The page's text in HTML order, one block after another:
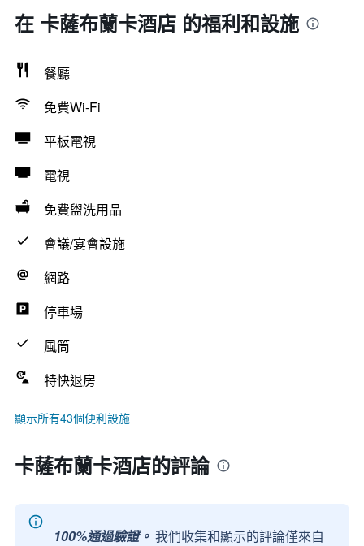
在 卡薩布蘭卡酒店 的福利和設施
餐廳
免費Wi-Fi
平板電視
電視
免費盥洗用品
會議/宴會設施
網路
停車場
風筒
特快退房
顯示所有43個便利設施
卡薩布蘭卡酒店的評論
100%通過驗證。 我們收集和顯示的評論僅來自